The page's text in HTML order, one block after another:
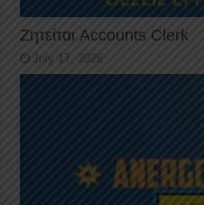
Ζητείται Accounts Clerk
July 17, 2026